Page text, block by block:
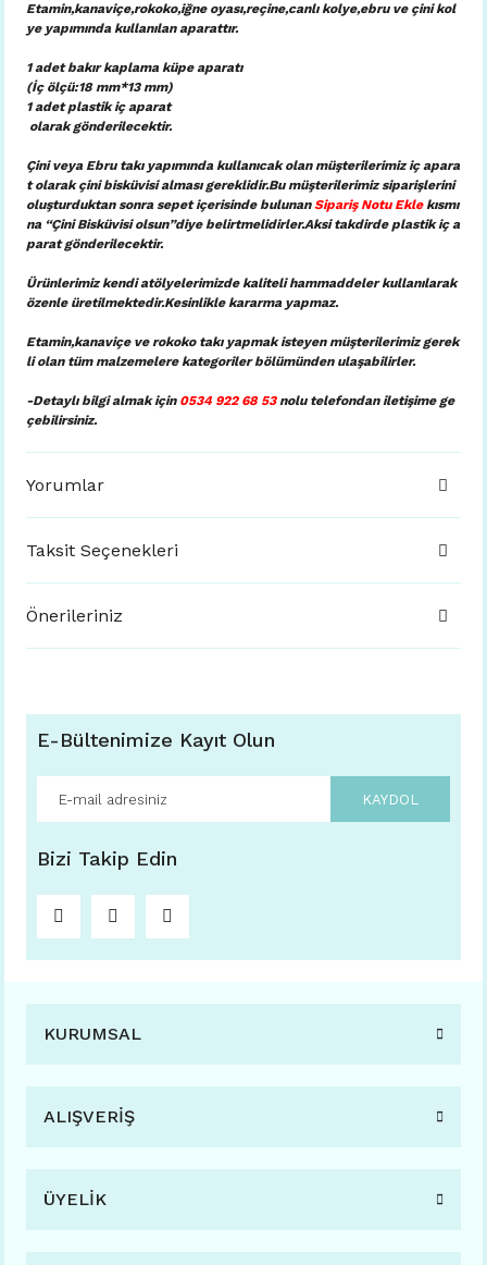
Etamin,kanaviçe,rokoko,iğne oyası,reçine,canlı kolye,ebru ve çini kol
ye yapımında kullanılan aparattır.
1 adet bakır kaplama küpe aparatı
(İç ölçü:18 mm*13 mm)
1 adet plastik iç aparat
olarak gönderilecektir.
Çini veya Ebru takı yapımında kullanıcak olan müşterilerimiz iç apara
t olarak çini bisküvisi alması gereklidir.Bu müşterilerimiz siparişlerini
oluşturduktan sonra sepet içerisinde bulunanSipariş Notu Eklekısmı
na “Çini Bisküvisi olsun”diye belirtmelidirler.Aksi takdirde plastik iç a
parat gönderilecektir.
Ürünlerimiz kendi atölyelerimizde kaliteli hammaddeler kullanılarak
özenle üretilmektedir.Kesinlikle kararma yapmaz.
Etamin,kanaviçe ve rokoko takı yapmak isteyen müşterilerimiz gerek
li olan tüm malzemelere kategoriler bölümünden ulaşabilirler.
-Detaylı bilgi almak için 0534 922 68 53nolu telefondan iletişime ge
çebilirsiniz.
Yorumlar
Taksit Seçenekleri
Önerileriniz
E-Bültenimize Kayıt Olun
KAYDOL
Bizi Takip Edin
KURUMSAL
ALIŞVERİŞ
ÜYELİK